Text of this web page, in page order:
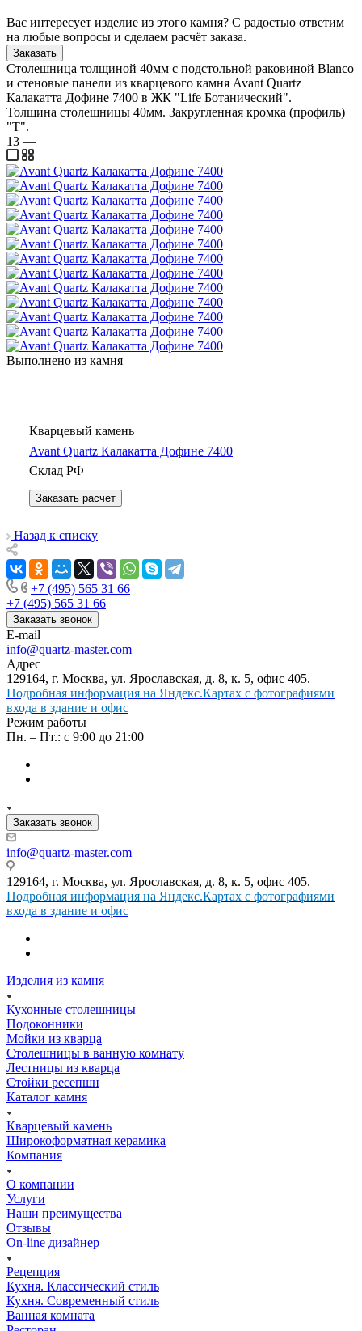
Вас интересует изделие из этого камня? С радостью ответим
на любые вопросы и сделаем расчёт заказа.
Заказать
Столешница толщиной 40мм с подстольной раковиной Blanco
и стеновые панели из кварцевого камня Avant Quartz
Калакатта Дофине 7400 в ЖК "Life Ботанический".
Толщина столешницы 40мм. Закругленная кромка (профиль)
"Т".
13 —
Выполнено из камня
Кварцевый камень
Avant Quartz Калакатта Дофине 7400
Склад РФ
Заказать расчет
Назад к списку
+7 (495) 565 31 66
+7 (495) 565 31 66
Заказать звонок
E-mail
info@quartz-master.com
Адрес
129164, г. Москва, ул. Ярославская, д. 8, к. 5, офис 405.
Подробная информация на Яндекс.Картах с фотографиями
входа в здание и офис
Режим работы
Пн. – Пт.: с 9:00 до 21:00
Заказать звонок
info@quartz-master.com
129164, г. Москва, ул. Ярославская, д. 8, к. 5, офис 405.
Подробная информация на Яндекс.Картах с фотографиями
входа в здание и офис
Изделия из камня
Кухонные столешницы
Подоконники
Мойки из кварца
Столешницы в ванную комнату
Лестницы из кварца
Стойки ресепшн
Каталог камня
Кварцевый камень
Широкоформатная керамика
Компания
О компании
Услуги
Наши преимущества
Отзывы
On-line дизайнер
Рецепция
Кухня. Классический стиль
Кухня. Современный стиль
Ванная комната